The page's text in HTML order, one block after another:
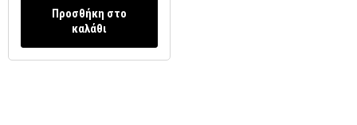
Προσθήκη στο
καλάθι